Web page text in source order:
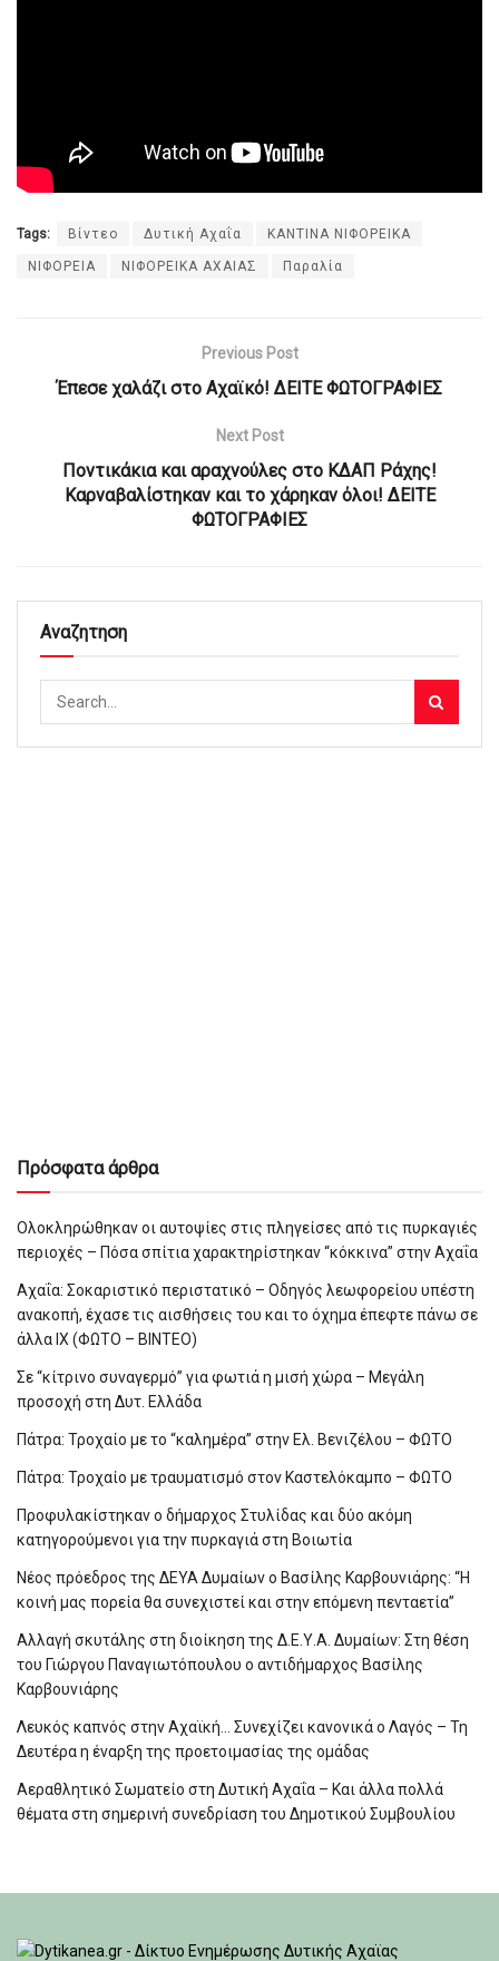
Tags: Βίντεο Δυτική Αχαΐα ΚΑΝΤΙΝΑ ΝΙΦΟΡΕΙΚΑ
ΝΙΦΟΡΕΙΑ ΝΙΦΟΡΕΙΚΑ ΑΧΑΙΑΣ Παραλία
Previous Post
Έπεσε χαλάζι στο Αχαϊκό! ΔΕΙΤΕ ΦΩΤΟΓΡΑΦΙΕΣ
Next Post
Ποντικάκια και αραχνούλες στο ΚΔΑΠ Ράχης!
Καρναβαλίστηκαν και το χάρηκαν όλοι! ΔΕΙΤΕ
ΦΩΤΟΓΡΑΦΙΕΣ
Αναζητηση
Πρόσφατα άρθρα
Ολοκληρώθηκαν οι αυτοψίες στις πληγείσες από τις πυρκαγιές
περιοχές – Πόσα σπίτια χαρακτηρίστηκαν “κόκκινα” στην Αχαΐα
Αχαΐα: Σοκαριστικό περιστατικό – Οδηγός λεωφορείου υπέστη
ανακοπή, έχασε τις αισθήσεις του και το όχημα έπεφτε πάνω σε
άλλα ΙΧ (ΦΩΤΟ – ΒΙΝΤΕΟ)
Σε “κίτρινο συναγερμό” για φωτιά η μισή χώρα – Μεγάλη
προσοχή στη Δυτ. Ελλάδα
Πάτρα: Τροχαίο με το “καλημέρα” στην Ελ. Βενιζέλου – ΦΩΤΟ
Πάτρα: Τροχαίο με τραυματισμό στον Καστελόκαμπο – ΦΩΤΟ
Προφυλακίστηκαν ο δήμαρχος Στυλίδας και δύο ακόμη
κατηγορούμενοι για την πυρκαγιά στη Βοιωτία
Νέος πρόεδρος της ΔΕΥΑ Δυμαίων ο Βασίλης Καρβουνιάρης: “Η
κοινή μας πορεία θα συνεχιστεί και στην επόμενη πενταετία”
Αλλαγή σκυτάλης στη διοίκηση της Δ.Ε.Υ.Α. Δυμαίων: Στη θέση
του Γιώργου Παναγιωτόπουλου ο αντιδήμαρχος Βασίλης
Καρβουνιάρης
Λευκός καπνός στην Αχαϊκή… Συνεχίζει κανονικά ο Λαγός – Τη
Δευτέρα η έναρξη της προετοιμασίας της ομάδας
Αεραθλητικό Σωματείο στη Δυτική Αχαΐα – Και άλλα πολλά
θέματα στη σημερινή συνεδρίαση του Δημοτικού Συμβουλίου